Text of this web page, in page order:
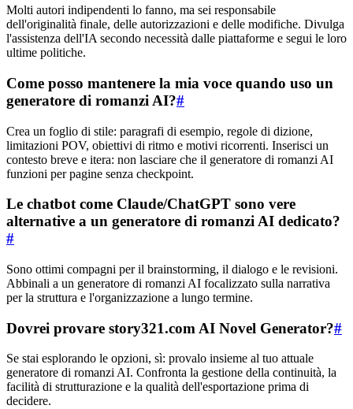
Molti autori indipendenti lo fanno, ma sei responsabile
dell'originalità finale, delle autorizzazioni e delle modifiche. Divulga
l'assistenza dell'IA secondo necessità dalle piattaforme e segui le loro
ultime politiche.
Come posso mantenere la mia voce quando uso un
generatore di romanzi AI?#
Crea un foglio di stile: paragrafi di esempio, regole di dizione,
limitazioni POV, obiettivi di ritmo e motivi ricorrenti. Inserisci un
contesto breve e itera: non lasciare che il generatore di romanzi AI
funzioni per pagine senza checkpoint.
Le chatbot come Claude/ChatGPT sono vere
alternative a un generatore di romanzi AI dedicato?
#
Sono ottimi compagni per il brainstorming, il dialogo e le revisioni.
Abbinali a un generatore di romanzi AI focalizzato sulla narrativa
per la struttura e l'organizzazione a lungo termine.
Dovrei provare story321.com AI Novel Generator?#
Se stai esplorando le opzioni, sì: provalo insieme al tuo attuale
generatore di romanzi AI. Confronta la gestione della continuità, la
facilità di strutturazione e la qualità dell'esportazione prima di
decidere.